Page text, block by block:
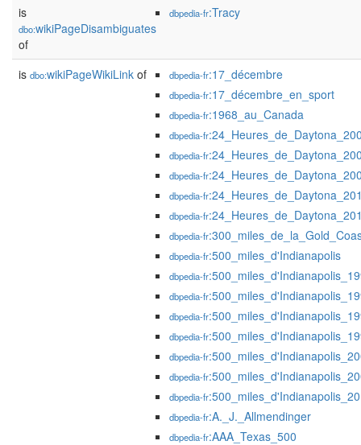
is
dbo:wikiPageDisambiguates
of
dbpedia-fr:Tracy
is dbo:wikiPageWikiLink of dbpedia-fr:17_décembre
dbpedia-fr:17_décembre_en_sport
dbpedia-fr:1968_au_Canada
dbpedia-fr
dbpedia-fr
dbpedia-fr
dbpedia-fr
dbpedia-fr
dbpedia-fr
dbpedia-fr:500_miles_d'Indianapolis
dbpedia-fr
dbpedia-fr
dbpedia-fr
dbpedia-fr
dbpedia-fr
dbpedia-fr
dbpedia-fr
dbpedia-fr:A._J._Allmendinger
dbpedia-fr:AAA_Texas_500